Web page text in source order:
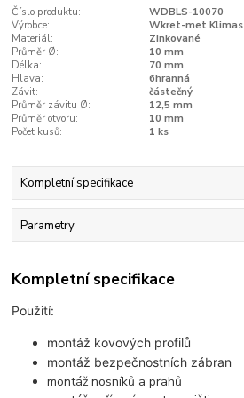
Číslo produktu:
WDBLS-10070
Výrobce:
Wkret-met Klimas
Materiál:
Zinkované
Průměr Ø:
10 mm
Délka:
70 mm
Hlava:
6hranná
Závit:
částečný
Průměr závitu Ø:
12,5 mm
Průměr otvoru:
10 mm
Počet kusů:
1 ks
Kompletní specifikace
Parametry
Kompletní specifikace
Použití:
montáž kovových profilů
montáž bezpečnostních zábran
montáž nosníků a prahů